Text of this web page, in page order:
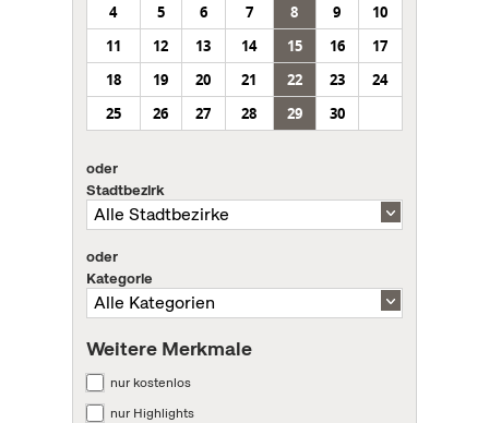
4
5 6 7 8 9
10
11
12 13 14 15 16
17
18
19 20 21 22 23
24
25
26 27 28 29 30
oder
Stadtbezirk
oder
Kategorie
Weitere Merkmale
nur kostenlos
nur Highlights